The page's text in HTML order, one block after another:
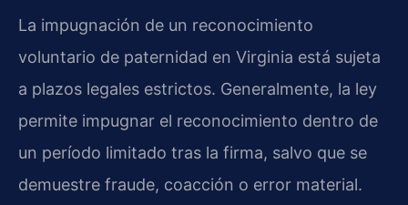
La impugnación de un reconocimiento
voluntario de paternidad en Virginia está sujeta
a plazos legales estrictos. Generalmente, la ley
permite impugnar el reconocimiento dentro de
un período limitado tras la firma, salvo que se
demuestre fraude, coacción o error material.